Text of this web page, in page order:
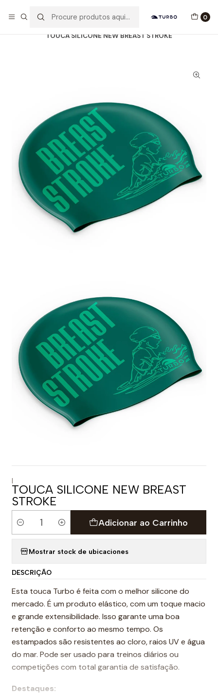
0
TOUCA SILICONE NEW BREAST STROKE
|
TOUCA SILICONE NEW BREAST
STROKE
Quantidade
Adicionar ao Carrinho
Mostrar stock de ubicaciones
DESCRIÇÃO
Esta touca Turbo é feita com o melhor silicone do
mercado. É um produto elástico, com um toque macio
e grande extensibilidade. Isso garante uma boa
retenção e conforto ao mesmo tempo. Os
estampados são resistentes ao cloro, raios UV e água
do mar. Pode ser usado para treinos diários ou
competições com total garantia de satisfação.
Destaques: